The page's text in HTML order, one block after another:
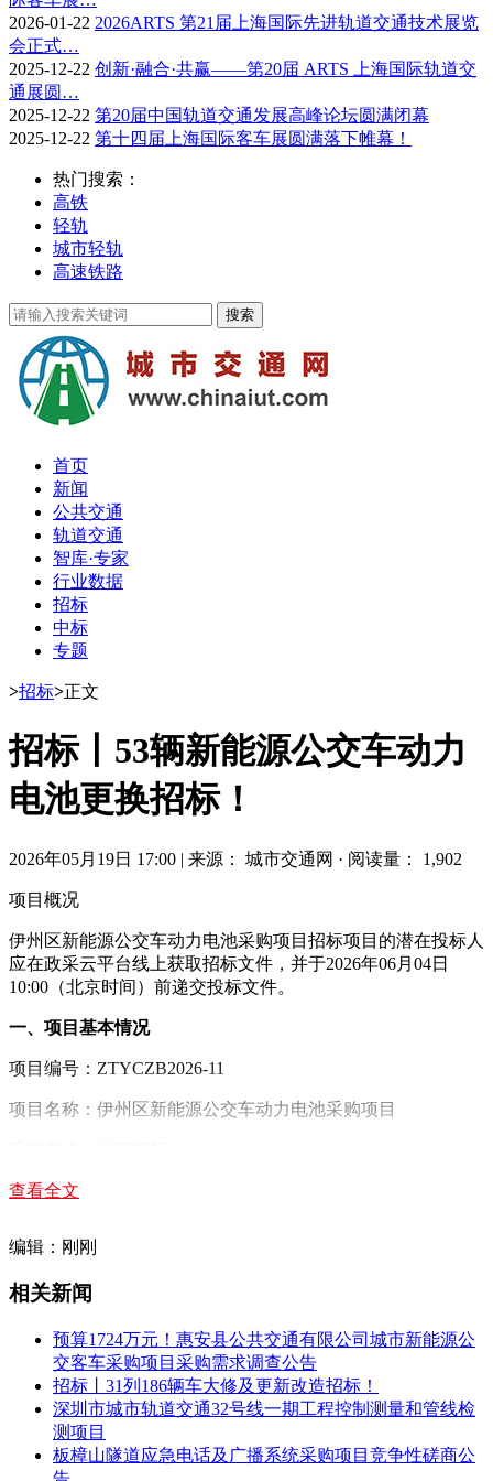
2026-01-22 2026ARTS 第21届上海国际先进轨道交通技术展览
会正式…
2025-12-22 创新·融合·共赢——第20届 ARTS 上海国际轨道交
通展圆…
2025-12-22 第20届中国轨道交通发展高峰论坛圆满闭幕
2025-12-22 第十四届上海国际客车展圆满落下帷幕！
热门搜索：
高铁
轻轨
城市轻轨
高速铁路
首页
新闻
公共交通
轨道交通
智库·专家
行业数据
招标
中标
专题
>招标>正文
招标丨53辆新能源公交车动力
电池更换招标！
2026年05月19日 17:00 | 来源： 城市交通网 · 阅读量： 1,902
项目概况
伊州区新能源公交车动力电池采购项目招标项目的潜在投标人
应在政采云平台线上获取招标文件，并于2026年06月04日
10:00（北京时间）前递交投标文件。
一、项目基本情况
项目编号：ZTYCZB2026-11
项目名称：伊州区新能源公交车动力电池采购项目
预算金额（元）：7667508
数量:53
预算金额（元）:7667508
单位：辆
简要规格描述或项目基本概况介绍、用途：更换新能源公交车
动力电池53辆：包含10.5米纯电动公交车30辆，8米纯电动公
交车12辆，8.5米插电式混合动力公交车11辆。
备注：
查看全文
编辑：刚刚
相关新闻
预算1724万元！惠安县公共交通有限公司城市新能源公
交客车采购项目采购需求调查公告
招标丨31列186辆车大修及更新改造招标！
深圳市城市轨道交通32号线一期工程控制测量和管线检
测项目
板樟山隧道应急电话及广播系统采购项目竞争性磋商公